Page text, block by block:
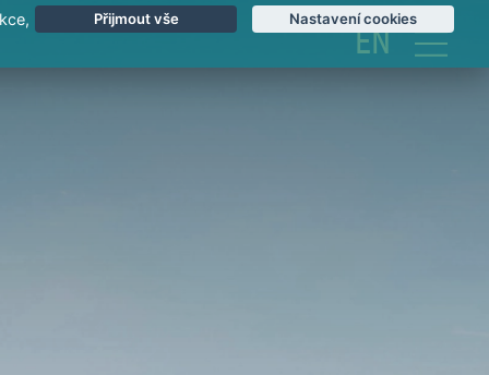
EN
Přijmout vše Nastavení cookies